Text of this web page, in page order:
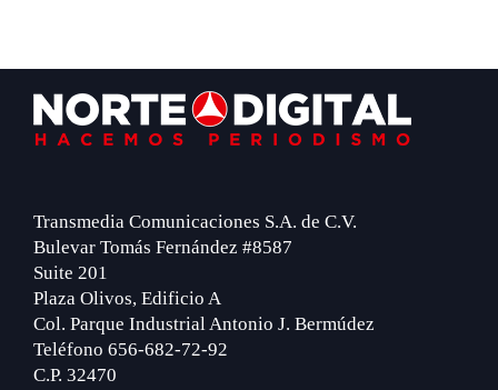
Footer
Transmedia Comunicaciones S.A. de C.V.
Bulevar Tomás Fernández #8587
Suite 201
Plaza Olivos, Edificio A
Col. Parque Industrial Antonio J. Bermúdez
Teléfono 656-682-72-92
C.P. 32470